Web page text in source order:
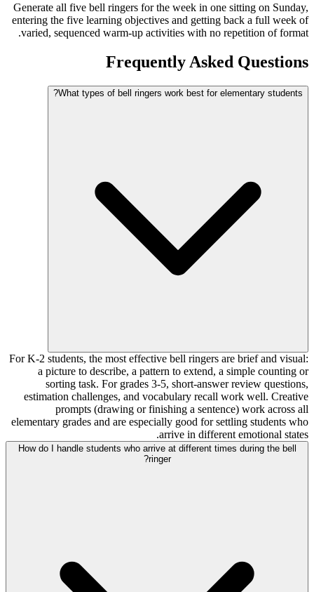
Generate all five bell ringers for the week in one sitting on Sunday,
entering the five learning objectives and getting back a full week of
varied, sequenced warm-up activities with no repetition of format.
Frequently Asked Questions
What types of bell ringers work best for elementary students?
For K-2 students, the most effective bell ringers are brief and visual:
a picture to describe, a pattern to extend, a simple counting or
sorting task. For grades 3-5, short-answer review questions,
estimation challenges, and vocabulary recall work well. Creative
prompts (drawing or finishing a sentence) work across all
elementary grades and are especially good for settling students who
arrive in different emotional states.
How do I handle students who arrive at different times during the bell
ringer?